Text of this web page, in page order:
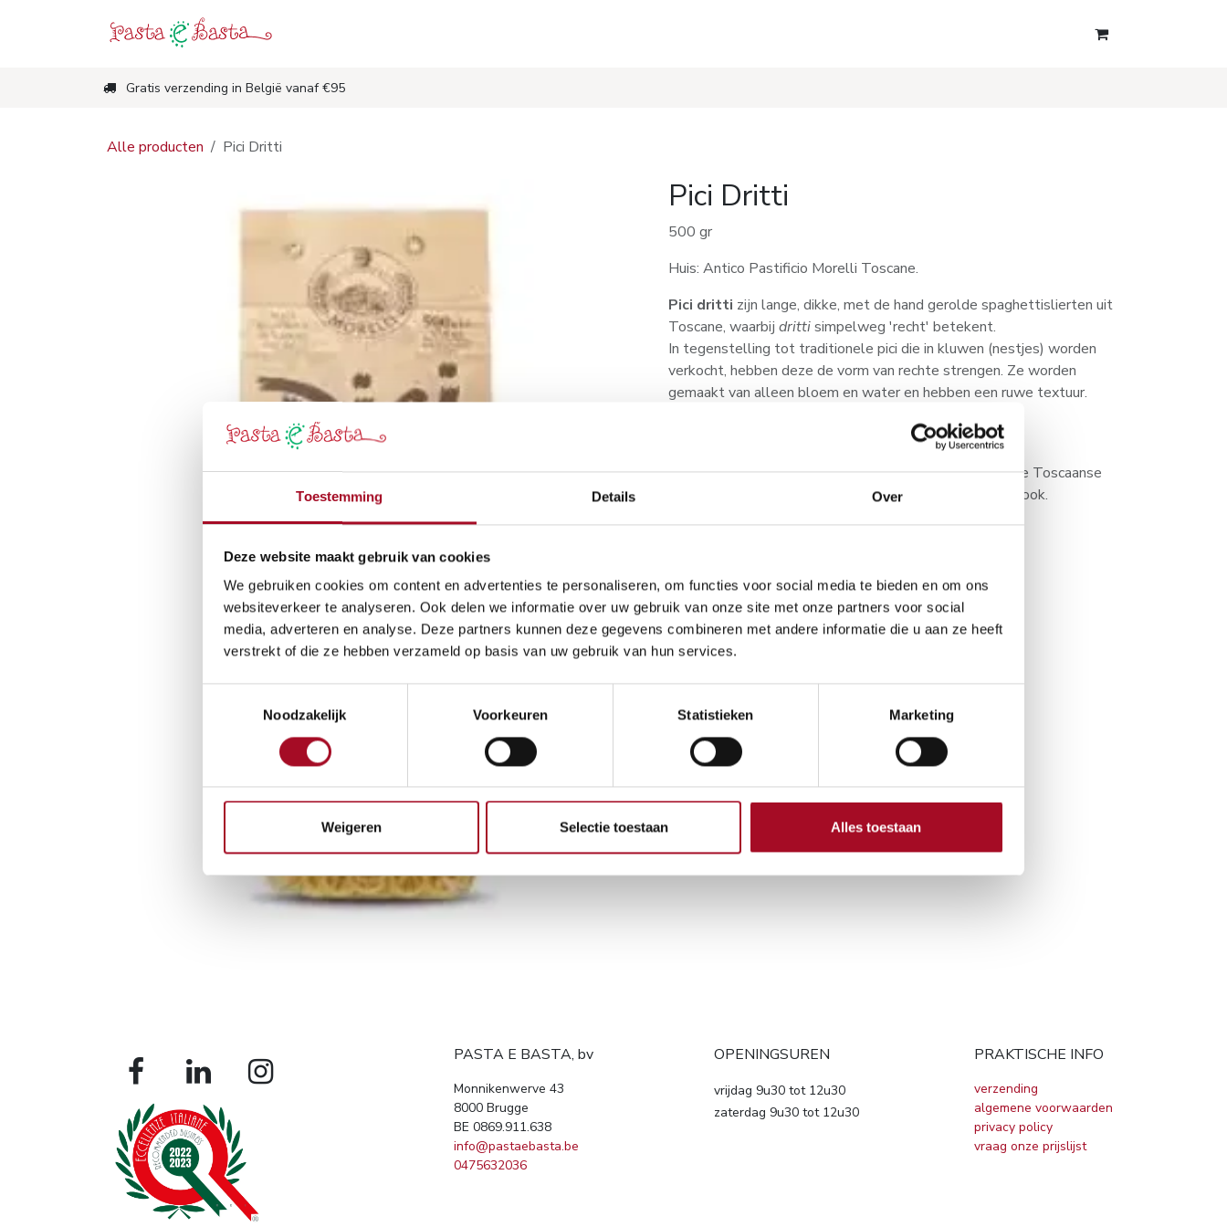
Toestemming Details Over
Deze website maakt gebruik van cookies
We gebruiken cookies om content en advertenties te personaliseren, om functies voor social media te bieden en om ons
websiteverkeer te analyseren. Ook delen we informatie over uw gebruik van onze site met onze partners voor social
media, adverteren en analyse. Deze partners kunnen deze gegevens combineren met andere informatie die u aan ze heeft
verstrekt of die ze hebben verzameld op basis van uw gebruik van hun services.
Noodzakelijk
Voorkeuren Statistieken Marketing
Weigeren Selectie toestaan Alles toestaan
Gratis verzending in België vanaf €95
Alle producten Pici Dritti
Pici Dritti
500 gr
Huis: Antico Pastificio Morelli Toscane.
Pici dritti zijn lange, dikke, met de hand gerolde spaghettislierten uit
Toscane, waarbij drittisimpelweg 'recht' betekent.
In tegenstelling tot traditionele pici die in kluwen (nestjes) worden
verkocht, hebben deze de vorm van rechte strengen. Ze worden
gemaakt van alleen bloem en water en hebben een ruwe textuur.
Lekker met rijke vleessauzen of de typische traditionele Toscaanse
saus met geplette tomaten, olijfolie en heel veel knoflook.
6,30€
Aan winkelmandje toevoegen
Verzending: 2-3 werkdagen
PASTA E BASTA, bv
Monnikenwerve 43
8000 Brugge
BE 0869.911.638
info@pastaebasta.be
0475632036
OPENINGSUREN
vrijdag 9u30 tot 12u30
zaterdag 9u30 tot 12u30
PRAKTISCHE INFO
verzending
algemene voorwaarden
privacy policy
vraag onze prijslijst